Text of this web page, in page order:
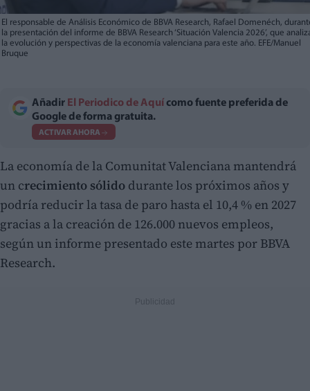
El responsable de Análisis Económico de BBVA Research, Rafael Domenéch,
la presentación del informe de BBVA Research ‘Situación Valencia 2026’, que
la evolución y perspectivas de la economía valenciana para este año. EFE/Manuel
Bruque
Añadir El Periodico de Aquí como fuente preferida de
Google de forma gratuita.
ACTIVAR AHORA
La economía de la Comunitat Valenciana mantendrá
un crecimiento sólido durante los próximos años y
podría reducir la tasa de paro hasta el 10,4 % en 2027
gracias a la creación de 126.000 nuevos empleos,
según un informe presentado este martes por BBVA
Research.